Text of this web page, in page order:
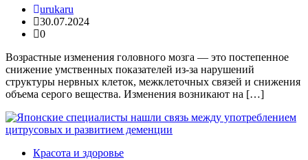
urukaru
30.07.2024
0
Возрастные изменения головного мозга — это постепенное
снижение умственных показателей из-за нарушений
структуры нервных клеток, межклеточных связей и снижения
объема серого вещества. Изменения возникают на […]
Красота и здоровье